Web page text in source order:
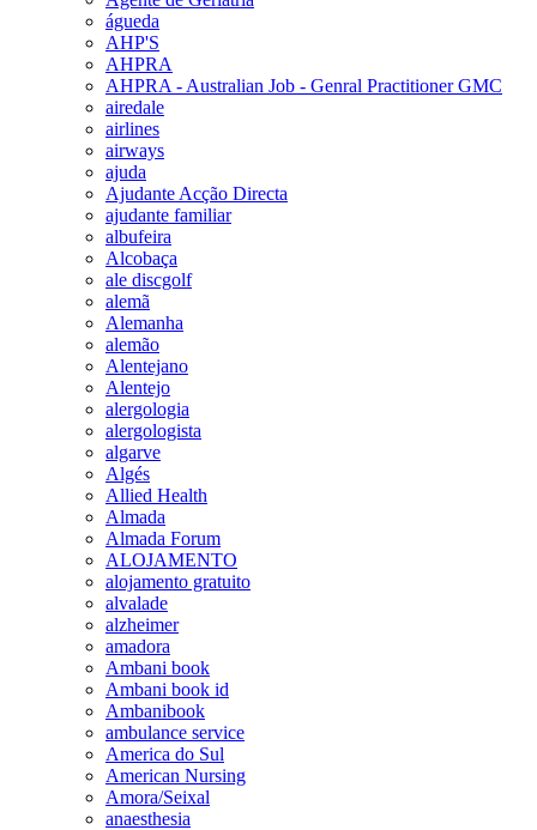
águeda
AHP'S
AHPRA
AHPRA - Australian Job - Genral Practitioner GMC
airedale
airlines
airways
ajuda
Ajudante Acção Directa
ajudante familiar
albufeira
Alcobaça
ale discgolf
alemã
Alemanha
alemão
Alentejano
Alentejo
alergologia
alergologista
algarve
Algés
Allied Health
Almada
Almada Forum
ALOJAMENTO
alojamento gratuito
alvalade
alzheimer
amadora
Ambani book
Ambani book id
Ambanibook
ambulance service
America do Sul
American Nursing
Amora/Seixal
anaesthesia